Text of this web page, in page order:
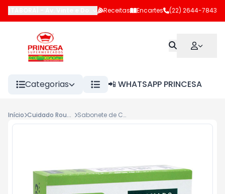
Av. Vinte e Dois de Maio,Itaboraí-RJ
Receitas Encartes (22) 2644-7843
Categorias 📲 WHATSAPP PRINCESA
Início Cuidado Roupas-Lavar Sabonete de Coco Granado 100g